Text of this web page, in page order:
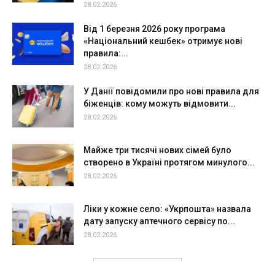
28.02.2026
Від 1 березня 2026 року програма
«Національний кешбек» отримує нові
правила:...
28.02.2026
У Данії повідомили про нові правила для
біженців: кому можуть відмовити...
28.02.2026
Майже три тисячі нових сімей було
створено в Україні протягом минулого...
28.02.2026
Ліки у кожне село: «Укрпошта» назвала
дату запуску аптечного сервісу по...
28.02.2026